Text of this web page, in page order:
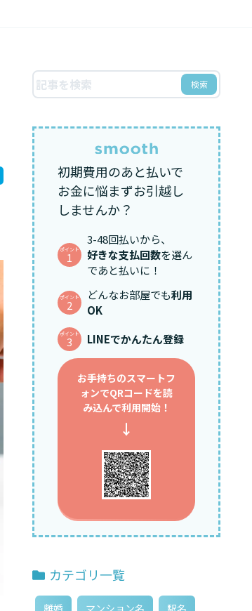
検索
初期費用のあと払いで
お金に悩まずお引越し
しませんか？
ポイント
1
3-48回払いから、
好きな支払回数を選ん
であと払いに！
ポイント
2
どんなお部屋でも利用
OK
ポイント
3 LINEでかんたん登録
お手持ちのスマートフ
ォンでQRコードを読
み込んで利用開始！
↓
カテゴリ一覧
離婚 マンション名 駅名